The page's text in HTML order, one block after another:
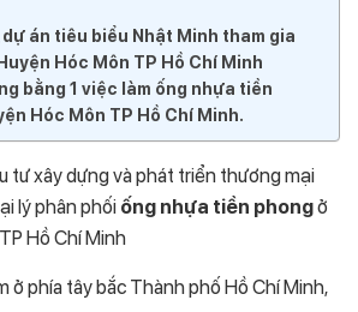
án tiêu biểu Nhật Minh tham gia
Hóc Môn TP Hồ Chí Minh
bằng 1 việc làm ống nhựa tiền
Hóc Môn TP Hồ Chí Minh.
tư xây dựng và phát triển thương mại
lý phân phối ống nhựa tiền phongở
Hồ Chí Minh
ở phía tây bắc Thành phố Hồ Chí Minh,